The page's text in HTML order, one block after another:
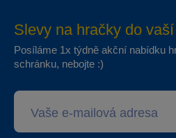
Slevy na hračky do
Posíláme 1x týdně akční nabídku
schránku, nebojte :)